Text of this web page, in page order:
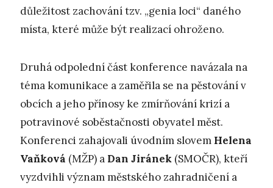
důležitost zachování tzv. „genia loci“ daného
místa, které může být realizací ohroženo.
Druhá odpolední část konference navázala na
téma komunikace a zaměřila se na pěstování v
obcích a jeho přínosy ke zmírňování krizí a
potravinové soběstačnosti obyvatel měst.
Konferenci zahajovali úvodním slovem Helena
Vaňková (MŽP) a Dan Jiránek (SMOČR), kteří
vyzdvihli význam městského zahradničení a